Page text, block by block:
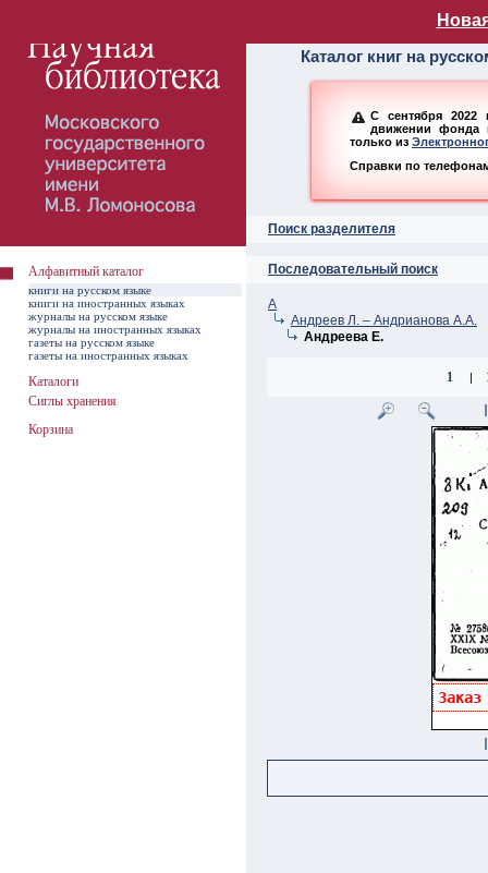
Алфавитный
Каталог книг на
С сентября 2022
движении фонда
только из
Справки по
Поиск разделителя
Последовательный поиск
А
Андреев Л. – Андрианова А.А.
Андреева Е.
1 |
Алфавитный каталог
книги на русском языке
книги на иностранных языках
журналы на русском языке
журналы на иностранных языках
газеты на русском языке
газеты на иностранных языках
Каталоги
Сиглы хранения
Корзина